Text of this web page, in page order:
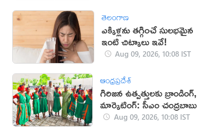
తెలంగాణ
ఎక్కిళ్లను తగ్గించే సులభమైన
ఇంటి చిట్కాలు ఇవే!
Aug 09, 2026, 10:08 IST
ఆంధ్రప్రదేశ్
గిరిజన ఉత్పత్తులకు బ్రాండింగ్,
మార్కెటింగ్: సీఎం చంద్రబాబు
Aug 09, 2026, 10:08 IST